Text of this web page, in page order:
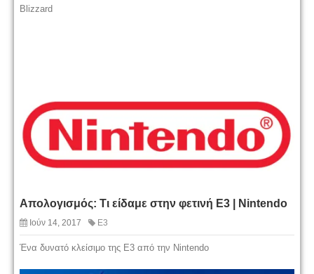
Blizzard
Απολογισμός: Τι είδαμε στην φετινή Ε3 | Nintendo
Ιούν 14, 2017 E3
Ένα δυνατό κλείσιμο της Ε3 από την Nintendo